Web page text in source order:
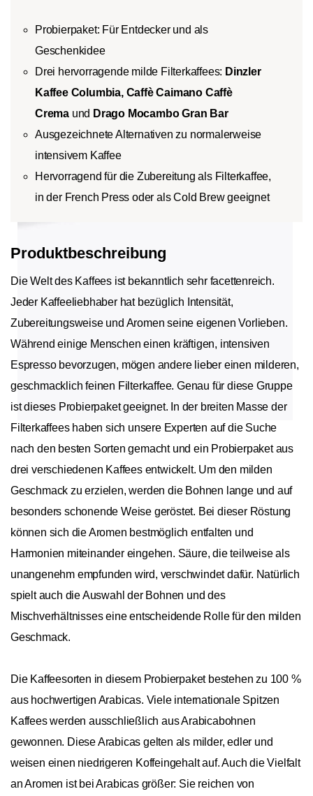
Probierpaket: Für Entdecker und als
Geschenkidee
Drei hervorragende milde Filterkaffees: Dinzler
Kaffee Columbia, Caffè Caimano Caffè
Crema und Drago Mocambo Gran Bar
Ausgezeichnete Alternativen zu normalerweise
intensivem Kaffee
Hervorragend für die Zubereitung als Filterkaffee,
in der French Press oder als Cold Brew geeignet
Produktbeschreibung
Die Welt des Kaffees ist bekanntlich sehr facettenreich.
Jeder Kaffeeliebhaber hat bezüglich Intensität,
Zubereitungsweise und Aromen seine eigenen Vorlieben.
Während einige Menschen einen kräftigen, intensiven
Espresso bevorzugen, mögen andere lieber einen milderen,
geschmacklich feinen Filterkaffee. Genau für diese Gruppe
ist dieses Probierpaket geeignet. In der breiten Masse der
Filterkaffees haben sich unsere Experten auf die Suche
nach den besten Sorten gemacht und ein Probierpaket aus
drei verschiedenen Kaffees entwickelt. Um den milden
Geschmack zu erzielen, werden die Bohnen lange und auf
besonders schonende Weise geröstet. Bei dieser Röstung
können sich die Aromen bestmöglich entfalten und
Harmonien miteinander eingehen. Säure, die teilweise als
unangenehm empfunden wird, verschwindet dafür. Natürlich
spielt auch die Auswahl der Bohnen und des
Mischverhältnisses eine entscheidende Rolle für den milden
Geschmack.
Die Kaffeesorten in diesem Probierpaket bestehen zu 100 %
aus hochwertigen Arabicas. Viele internationale Spitzen
Kaffees werden ausschließlich aus Arabicabohnen
gewonnen. Diese Arabicas gelten als milder, edler und
weisen einen niedrigeren Koffeingehalt auf. Auch die Vielfalt
an Aromen ist bei Arabicas größer: Sie reichen von